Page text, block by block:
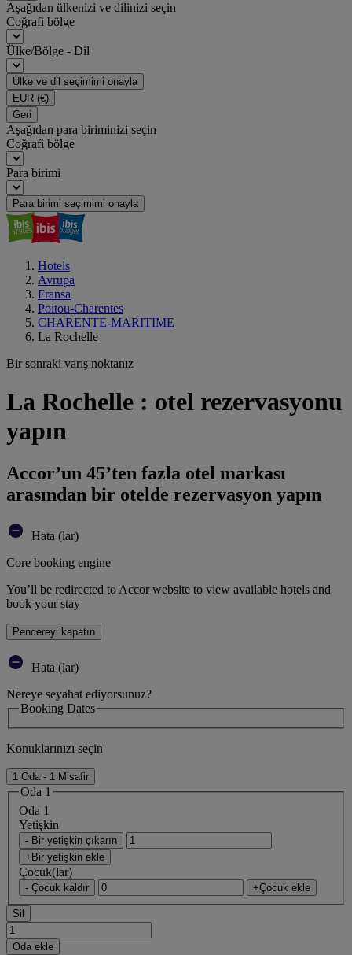
Aşağıdan ülkenizi ve dilinizi seçin
Coğrafi bölge
Ülke/Bölge - Dil
Ülke ve dil seçimimi onayla
EUR (€)
Geri
Aşağıdan para biriminizi seçin
Coğrafi bölge
Para birimi
Para birimi seçimimi onayla
Hotels
Avrupa
Fransa
Poitou-Charentes
CHARENTE-MARITIME
La Rochelle
Bir sonraki varış noktanız
La Rochelle : otel rezervasyonu
yapın
Accor’un 45’ten fazla otel markası
arasından bir otelde rezervasyon yapın
Hata (lar)
Core booking engine
You’ll be redirected to Accor website to view available hotels and
book your stay
Pencereyi kapatın
Hata (lar)
Nereye seyahat ediyorsunuz?
Booking Dates
Konuklarınızı seçin
1 Oda - 1 Misafir
Oda 1
Oda 1
Yetişkin
- Bir yetişkin çıkarın
+Bir yetişkin ekle
Çocuk(lar)
- Çocuk kaldır +Çocuk ekle
Sil
Oda ekle